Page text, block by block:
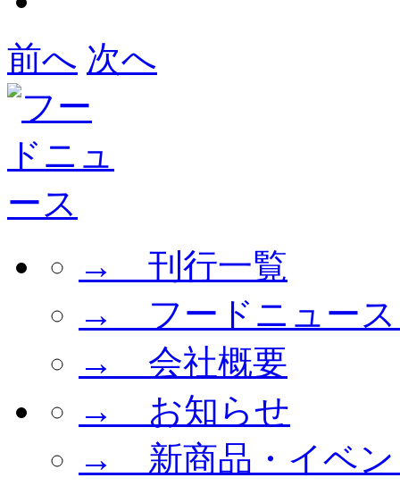
前へ 次へ
→ 刊行一覧
→ フードニュース
→ 会社概要
→ お知らせ
→ 新商品・イベン